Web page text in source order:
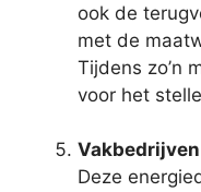
ook de
met de
Tijdens zo’n
voor het
Deze